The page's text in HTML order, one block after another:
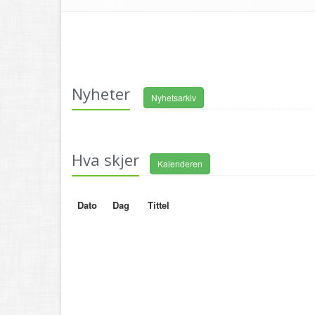
Nyheter Nyhetsarkiv
Hva skjer Kalenderen
Dato Dag Tittel